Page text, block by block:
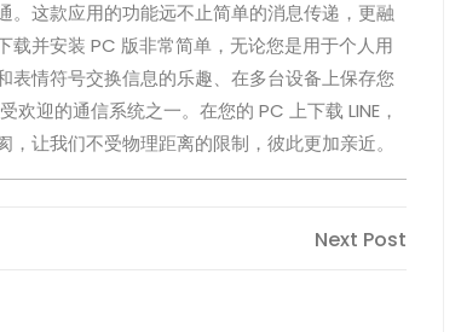
。这款应用的功能远不止简单的消息传递，更融
并安装 PC 版非常简单，无论您是用于个人用
情符号交换信息的乐趣、在多台设备上保存您
欢迎的通信系统之一。在您的 PC 上下载 LINE，
让我们不受物理距离的限制，彼此更加亲近。
Next Post